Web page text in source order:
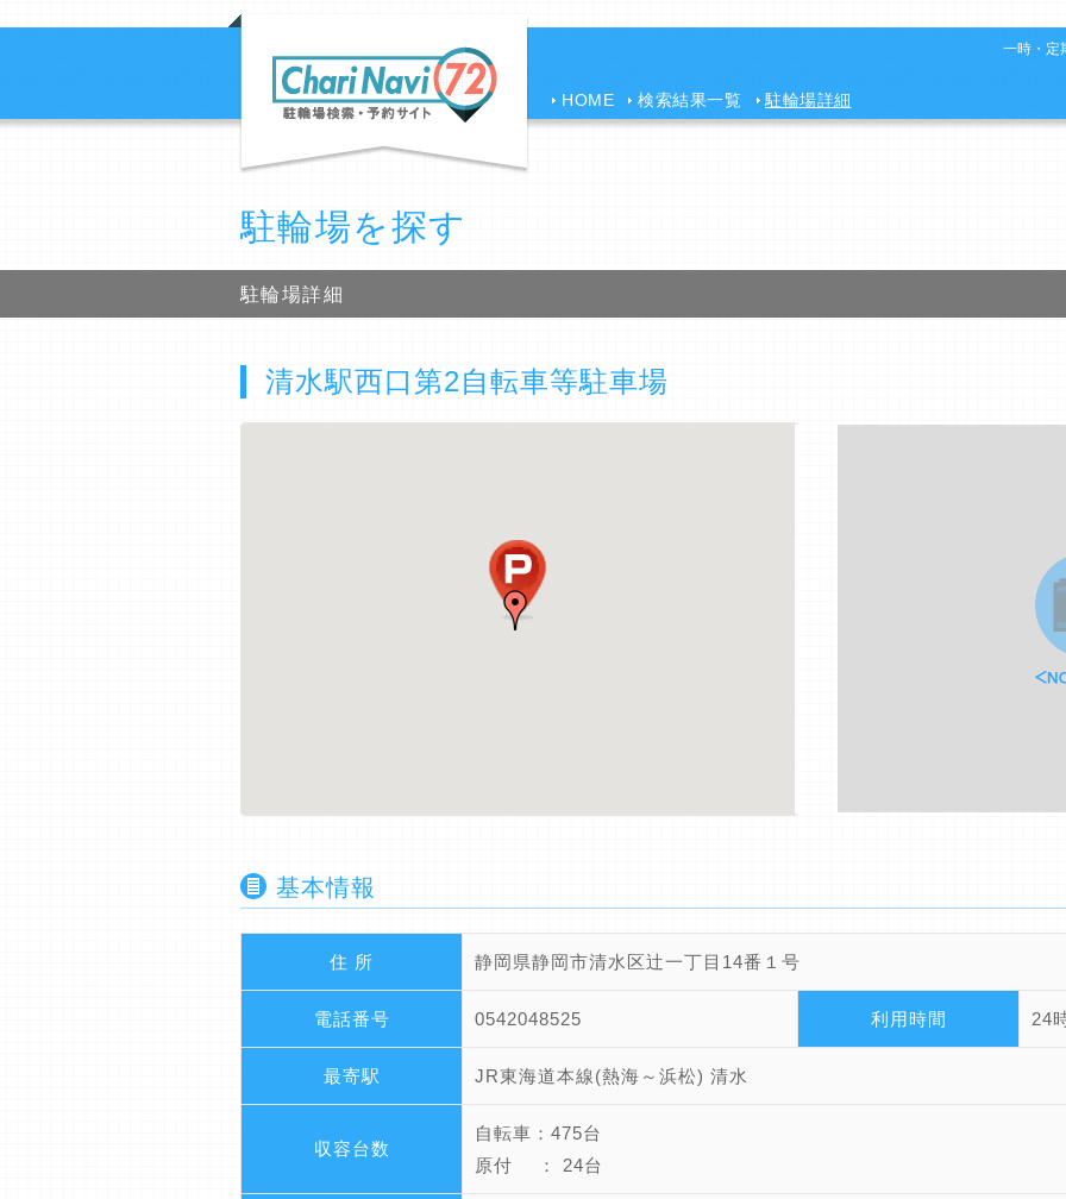
一時・定
HOME 検索結果一覧 駐輪場詳細
駐輪場を探す
駐輪場詳細
清水駅西口第2自転車等駐車場
基本情報
住 所 静岡県静岡市清水区辻一丁目14番１号
電話番号 0542048525 利用時間 24
最寄駅 JR東海道本線(熱海～浜松) 清水
収容台数
自転車：475台
原付 ： 24台